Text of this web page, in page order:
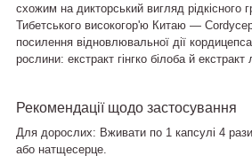
схожим на дикторський вигляд рідкісного
Тибетського високогор'ю Китаю —
посилення відновлювальної дії
рослини: екстракт гінгко білоба й екстракт
Рекомендації щодо застосування
Для дорослих: Вживати по 1 капсулі 4
або натщесерце.